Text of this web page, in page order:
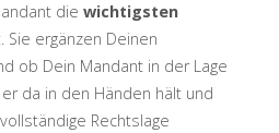
die wichtigsten
Sie ergänzen Deinen
ob Dein Mandant in der Lage
da in den Händen hält und
Rechtslage